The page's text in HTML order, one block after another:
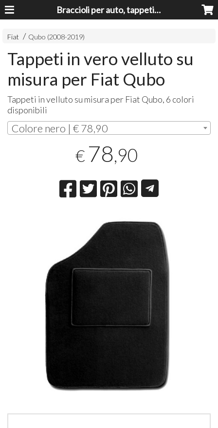
Braccioli per auto, tappeti auto, accessori auto MADE IN ITALY - Armrests, Mittelarmlehnen, Accoundoirs
Fiat Qubo (2008-2019)
Tappeti in vero velluto su
misura per Fiat Qubo
Tappeti in velluto su misura per Fiat Qubo, 6 colori
disponibili
Colore nero | € 78,90
€ 78,90